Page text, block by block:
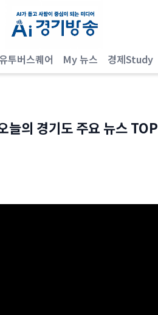
투버스퀘어 My 뉴스 경제Study
늘의 경기도 주요 뉴스 TOP